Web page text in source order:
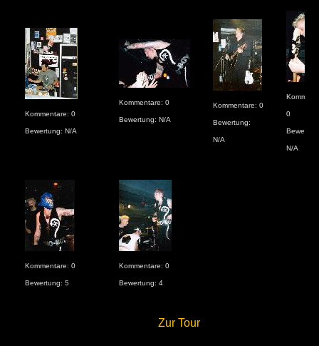
Kommentare: 0
Bewertung: N/A
Kommentare: 0
Bewertung: N/A
Kommentare: 0
Bewertung:
N/A
0
N/A
Kommentare: 0
Bewertung: 5
Kommentare: 0
Bewertung: 4
Zur Tour